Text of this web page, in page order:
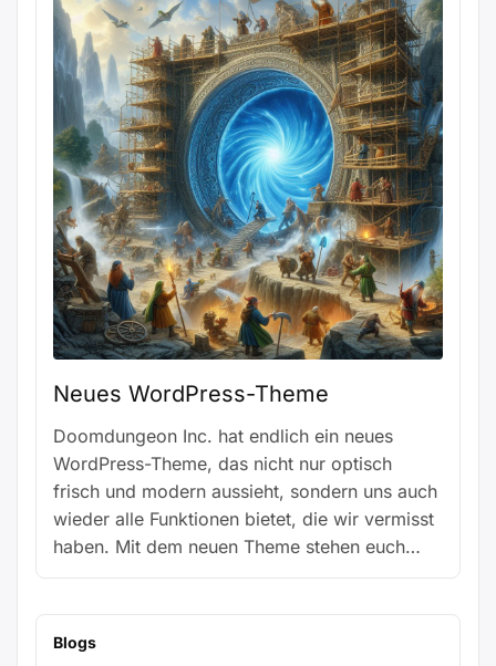
Neues WordPress-Theme
Doomdungeon Inc. hat endlich ein neues
WordPress-Theme, das nicht nur optisch
frisch und modern aussieht, sondern uns auch
wieder alle Funktionen bietet, die wir vermisst
haben. Mit dem neuen Theme stehen euch…
Blogs